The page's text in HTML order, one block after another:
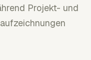
Projekt- und